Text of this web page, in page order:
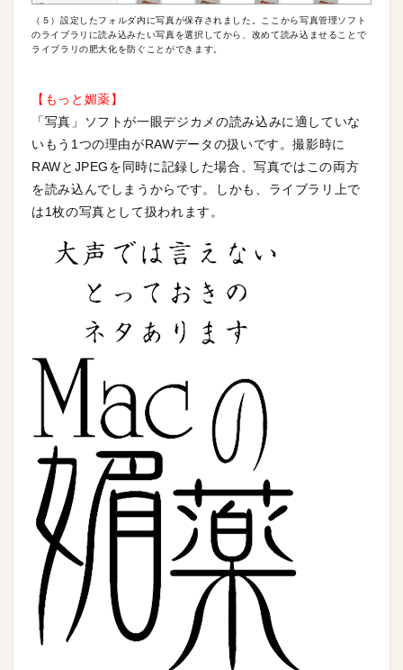
（５）設定したフォルダ内に写真が保存されました。ここから写真管理ソフト
のライブラリに読み込みたい写真を選択してから、改めて読み込ませることで
ライブラリの肥大化を防ぐことができます。
【もっと媚薬】
「写真」ソフトが一眼デジカメの読み込みに適していな
いもう1つの理由がRAWデータの扱いです。撮影時に
RAWとJPEGを同時に記録した場合、写真ではこの両方
を読み込んでしまうからです。しかも、ライブラリ上で
は1枚の写真として扱われます。